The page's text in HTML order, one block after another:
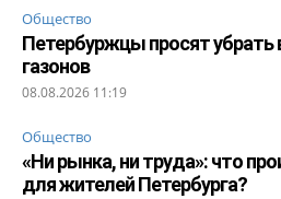
Общество
Петербуржцы просят убрать
газонов
08.08.2026 11:19
Общество
«Ни рынка, ни труда»: что
для жителей Петербурга?